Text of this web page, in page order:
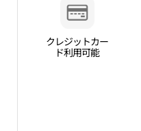
クレジットカー
ド利用可能